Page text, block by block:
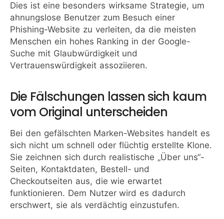
Dies ist eine besonders wirksame Strategie, um
ahnungslose Benutzer zum Besuch einer
Phishing-Website zu verleiten, da die meisten
Menschen ein hohes Ranking in der Google-
Suche mit Glaubwürdigkeit und
Vertrauenswürdigkeit assoziieren.
Die Fälschungen lassen sich kaum
vom Original unterscheiden
Bei den gefälschten Marken-Websites handelt es
sich nicht um schnell oder flüchtig erstellte Klone.
Sie zeichnen sich durch realistische „Über uns“-
Seiten, Kontaktdaten, Bestell- und
Checkoutseiten aus, die wie erwartet
funktionieren. Dem Nutzer wird es dadurch
erschwert, sie als verdächtig einzustufen.